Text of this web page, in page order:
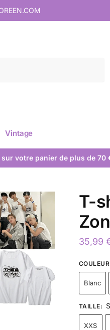
Vintage
sur votre panier de plus de 70
T-
35,99
COULEUR
Blanc
TAILLE:
XXS